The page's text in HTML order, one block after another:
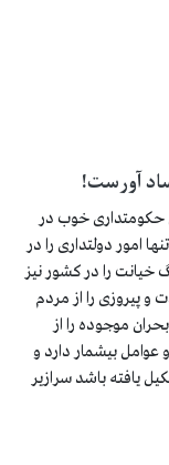
آورست!
حکومتداری خوب در
امور دولتداری را در
را در کشور نیز
پیروزی را از مردم
موجوده را از
بیشمار دارد و
یافته باشد سرازیر